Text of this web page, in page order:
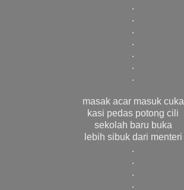
.
.
.
.
.
.
.
masak acar masuk cuka
kasi pedas potong cili
sekolah baru buka
lebih sibuk dari menteri
.
.
.
.